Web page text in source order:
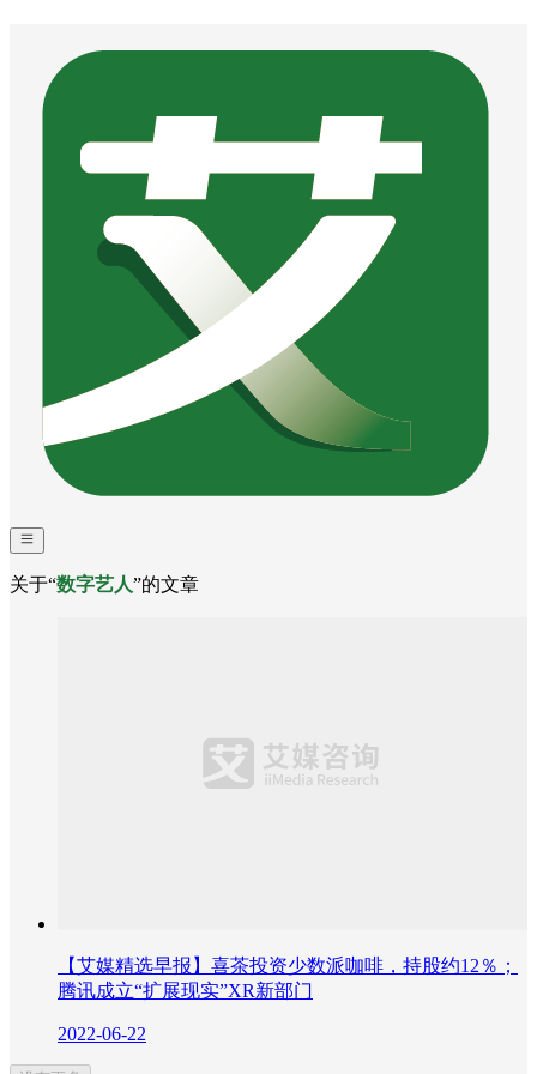
关于“数字艺人”的文章
【艾媒精选早报】喜茶投资少数派咖啡，持股约12％；
腾讯成立“扩展现实”XR新部门
2022-06-22